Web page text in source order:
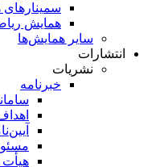
سمینار‌های
همایش
سایر همایش‌ها
انتشارات
نشریات
خبرنامه
هیأت